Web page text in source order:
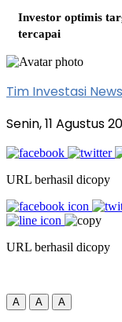
Investor optimis
tercapai
Tim Investasi News
Senin, 11 Agustus
URL berhasil dicopy
URL berhasil dicopy
A A A